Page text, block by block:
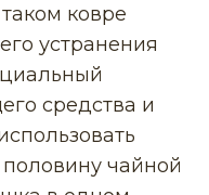
ковре
устранения
средства и
чайной